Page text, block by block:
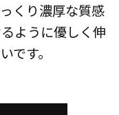
くり濃厚な質感
ように優しく伸
です。